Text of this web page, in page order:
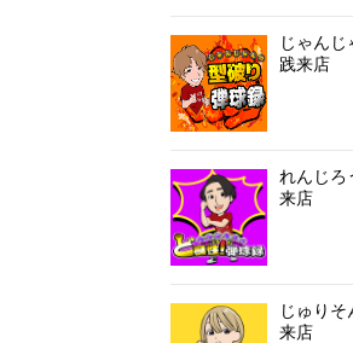
じゃんじ
践来店
れんじろ
来店
じゅりそ
来店